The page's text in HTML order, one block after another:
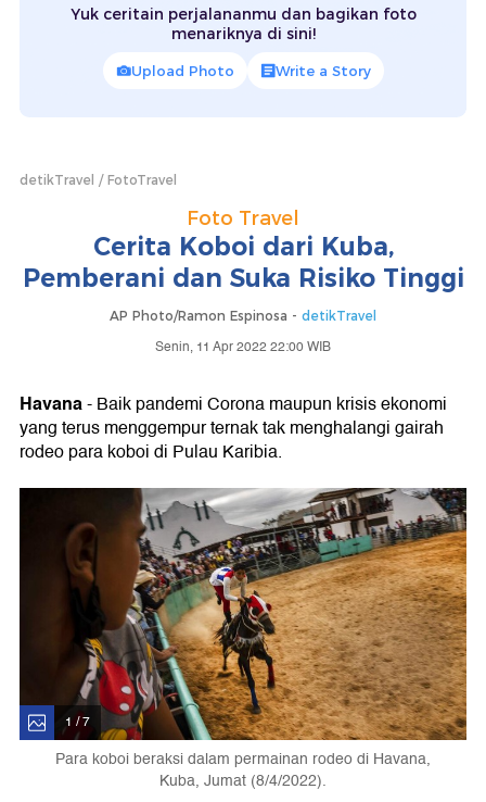
Yuk ceritain perjalananmu dan bagikan foto
menariknya di sini!
Upload Photo Write a Story
detikTravel FotoTravel
Foto Travel
Cerita Koboi dari Kuba,
Pemberani dan Suka Risiko Tinggi
AP Photo/Ramon Espinosa - detikTravel
Senin, 11 Apr 2022 22:00 WIB
Havana- Baik pandemi Corona maupun krisis ekonomi
yang terus menggempur ternak tak menghalangi gairah
rodeo para koboi di Pulau Karibia.
1 / 7
Para koboi beraksi dalam permainan rodeo di Havana,
Kuba, Jumat (8/4/2022).